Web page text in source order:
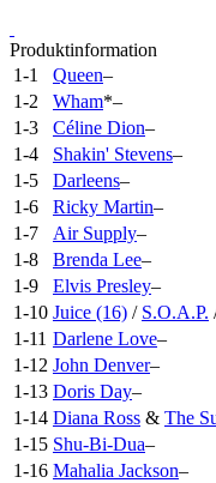
Produktinformation
1-1
Queen–
1-2
Wham*–
1-3
Céline Dion–
1-4
Shakin' Stevens–
1-5
Darleens–
1-6
Ricky Martin–
1-7
Air Supply–
1-8
Brenda Lee–
1-9
Elvis Presley–
1-10 Juice (16) / S.O.A.P.
1-11 Darlene Love–
1-12 John Denver–
1-13 Doris Day–
1-14 Diana Ross & The
1-15 Shu-Bi-Dua–
1-16 Mahalia Jackson–